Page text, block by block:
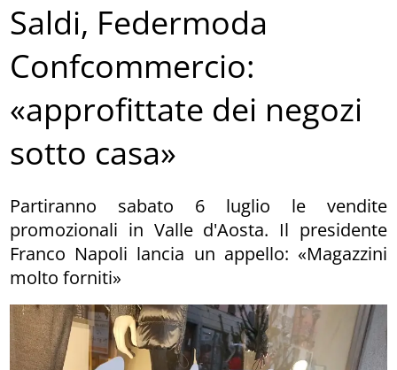
Saldi, Federmoda
Confcommercio:
«approfittate dei negozi
sotto casa»
Partiranno sabato 6 luglio le vendite
promozionali in Valle d'Aosta. Il presidente
Franco Napoli lancia un appello: «Magazzini
molto forniti»